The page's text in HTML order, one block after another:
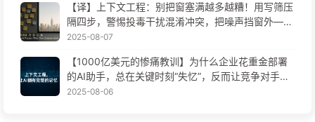
【译】上下文工程：别把窗塞满越多越糟！用写筛压
隔四步，警惕投毒干扰混淆冲突，把噪声挡窗外——
慢慢学AI170
2025-08-07
【1000亿美元的惨痛教训】为什么企业花重金部署
的AI助手，总在关键时刻“失忆”，反而让竞争对手实
现90%性能提升？——慢慢学AI169
2025-08-06